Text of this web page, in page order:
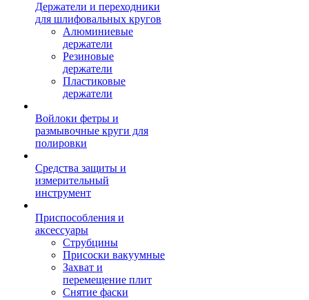
Держатели и переходники
для шлифовальных кругов
Алюминиевые
держатели
Резиновые
держатели
Пластиковые
держатели
Войлоки фетры и
размывочные круги для
полировки
Средства защиты и
измерительный
инструмент
Приспособления и
аксессуары
Струбцины
Присоски вакуумные
Захват и
перемещение плит
Снятие фаски